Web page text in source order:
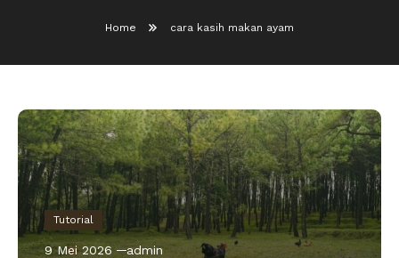
Home cara kasih makan ayam
Tutorial
9 Mei 2026 admin